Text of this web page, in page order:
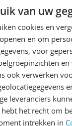
van uw
cookies en
en om
voor
ook verwerken
leveranciers
het recht om
intrekken in